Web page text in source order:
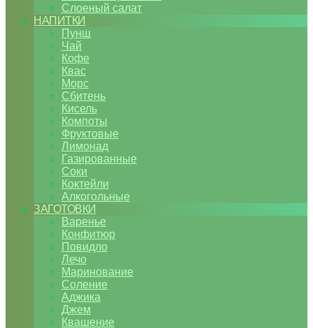
Слоеный салат
НАПИТКИ
Пунш
Чай
Кофе
Квас
Морс
Сбитень
Кисель
Компоты
Фруктовые
Лимонад
Газированные
Соки
Коктейли
Алкогольные
ЗАГОТОВКИ
Варенье
Конфитюр
Повидло
Лечо
Маринование
Соление
Аджика
Джем
Квашение